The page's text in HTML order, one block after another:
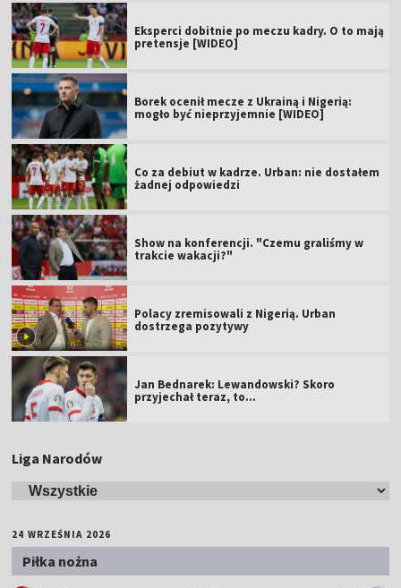
Eksperci dobitnie po meczu kadry. O to mają
pretensje [WIDEO]
Borek ocenił mecze z Ukrainą i Nigerią:
mogło być nieprzyjemnie [WIDEO]
Co za debiut w kadrze. Urban: nie dostałem
żadnej odpowiedzi
Show na konferencji. "Czemu graliśmy w
trakcie wakacji?"
Polacy zremisowali z Nigerią. Urban
dostrzega pozytywy
Jan Bednarek: Lewandowski? Skoro
przyjechał teraz, to…
Liga Narodów
24 WRZEŚNIA 2026
Piłka nożna